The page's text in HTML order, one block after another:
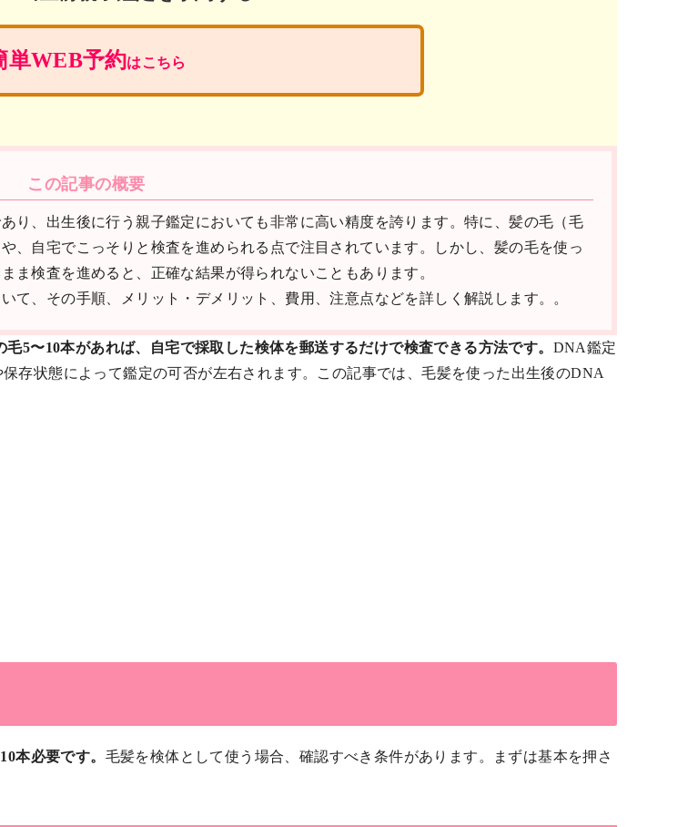
単WEB予約はこちら
この記事の概要
り、出生後に行う親子鑑定においても非常に高い精度を誇ります。特に、髪の毛（毛
、自宅でこっそりと検査を進められる点で注目されています。しかし、髪の毛を使っ
検査を進めると、正確な結果が得られないこともあります。
、その手順、メリット・デメリット、費用、注意点などを詳しく解説します。。
5〜10本があれば、自宅で採取した検体を郵送するだけで検査できる方法です。 DNA鑑定
存状態によって鑑定の可否が左右されます。この記事では、毛髪を使った出生後のDNA
本必要です。 毛髪を検体として使う場合、確認すべき条件があります。まずは基本を押さ